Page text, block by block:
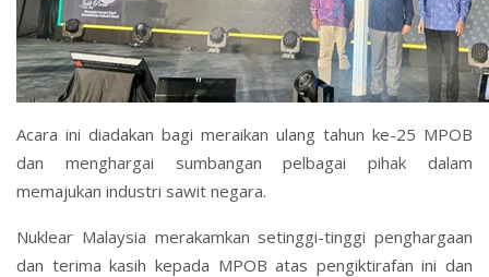
Acara ini diadakan bagi meraikan ulang tahun ke-25 MPOB
dan menghargai sumbangan pelbagai pihak dalam
memajukan industri sawit negara.
Nuklear Malaysia merakamkan setinggi-tinggi penghargaan
dan terima kasih kepada MPOB atas pengiktirafan ini dan